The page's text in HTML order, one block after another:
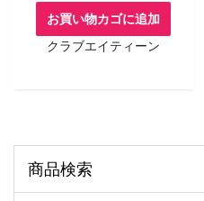
お買い物カゴに追加
クラブエイティーン
商品検索